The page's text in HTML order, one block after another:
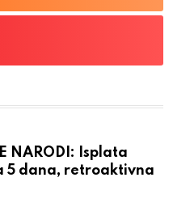
NARODI: Isplata
5 dana, retroaktivna